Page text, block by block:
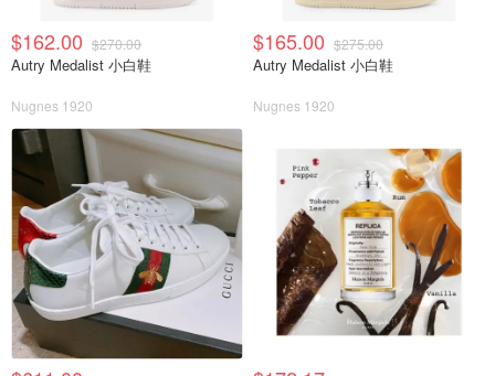
$162.00 $270.00
Autry Medalist 小白鞋
Nugnes 1920
$165.00 $275.00
Autry Medalist 小白鞋
Nugnes 1920